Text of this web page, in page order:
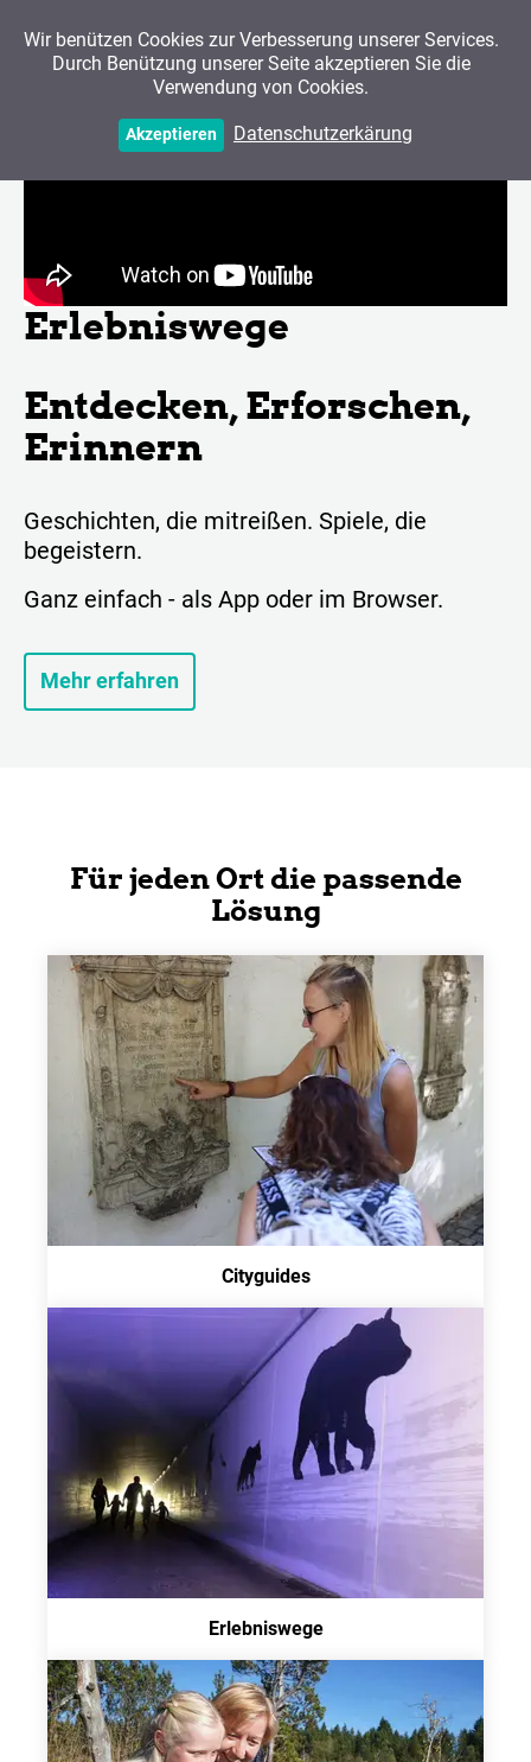
Erlebniswege
Entdecken, Erforschen,
Erinnern
Geschichten, die mitreißen. Spiele, die
begeistern.
Ganz einfach - als App oder im Browser.
Mehr erfahren
Für jeden Ort die passende
Lösung
Cityguides
Erlebniswege
Wir benützen Cookies zur Verbesserung unserer Services.
Durch Benützung unserer Seite akzeptieren Sie die
Verwendung von Cookies.
Akzeptieren Datenschutzerkärung